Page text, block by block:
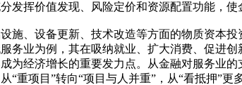
发挥价值发现、风险定价和资源配置功能，
施、设备更新、技术改造等方面的物质资本
务业为例，其在吸纳就业、扩大消费、促进
为经济增长的重要发力点。从金融对服务业
“重项目”转向“项目与人并重”，从“看抵押”